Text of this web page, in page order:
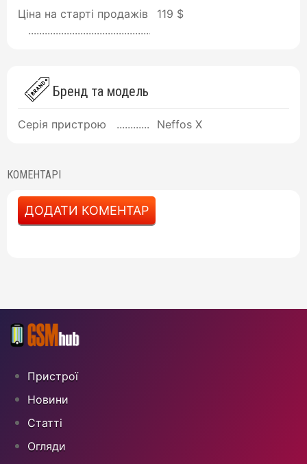
Ціна на старті продажів
119 $
Бренд та модель
Серія пристрою Neffos X
КОМЕНТАРІ
ДОДАТИ КОМЕНТАР
Пристрої
Новини
Статті
Огляди